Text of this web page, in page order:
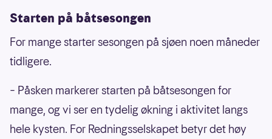
gleder sammen, og vite at noen alltid er der
for å støtte og passe på.
Det er et fellesskap som skal være for oss alle.
Starten på båtsesongen
For mange starter sesongen på sjøen noen måneder
tidligere.
– Påsken markerer starten på båtsesongen for
mange, og vi ser en tydelig økning i aktivitet langs
hele kysten. For Redningsselskapet betyr det høy